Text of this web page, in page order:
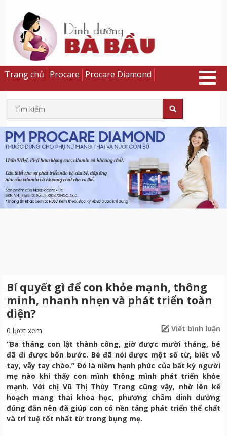
Bí quyết gì để con khỏe mạnh, thông
minh, nhanh nhẹn và phát triển toàn
diện?
0 lượt xem
Viết bình luận
“Ba tháng con lật thành công, giờ được mười tháng, bé
đã đi được bốn bước. Bé đã nói được một số từ, biết vỗ
tay, vẫy tay chào.” Đó là niềm hạnh phúc của bất kỳ người
mẹ nào khi thấy con mình thông mình phát triển khỏe
mạnh. Với chị Vũ Thị Thùy Trang cũng vậy, nhờ lên kế
hoạch mang thai khoa học, phương châm dinh dưỡng
đúng đắn nên đã giúp con có nền tảng phát triển thể chất
và trí tuệ tốt nhất từ trong bụng mẹ.
Trang chủ Procare Procare Diamond